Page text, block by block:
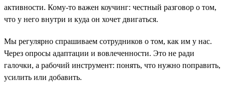
активности. Кому-то важен коучинг: честный разговор о том,
что у него внутри и куда он хочет двигаться.
Мы регулярно спрашиваем сотрудников о том, как им у нас.
Через опросы адаптации и вовлеченности. Это не ради
галочки, а рабочий инструмент: понять, что нужно поправить,
усилить или добавить.